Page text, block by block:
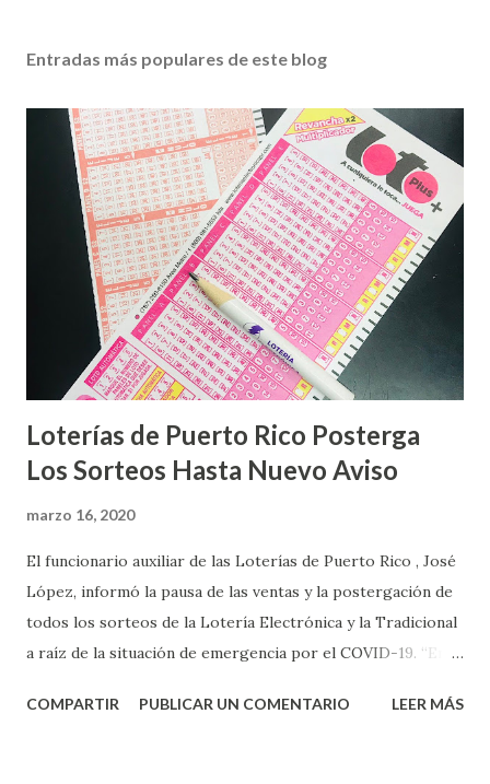
Entradas más populares de este blog
Loterías de Puerto Rico Posterga
Los Sorteos Hasta Nuevo Aviso
marzo 16, 2020
El funcionario auxiliar de las Loterías de Puerto Rico , José
López, informó la pausa de las ventas y la postergación de
todos los sorteos de la Lotería Electrónica y la Tradicional
a raíz de la situación de emergencia por el COVID-19. “En
proteger la salud de nuestros empleados, vendedores y
COMPARTIR PUBLICAR UN COMENTARIO LEER MÁS